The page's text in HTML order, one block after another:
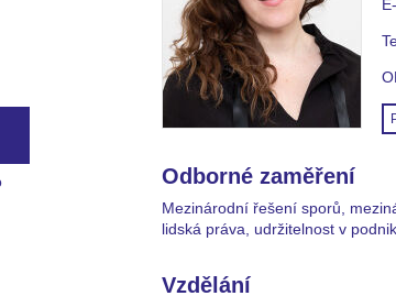
Odborné zaměření
Mezinárodní řešení sporů,
lidská práva, udržitelnost v
Vzdělání